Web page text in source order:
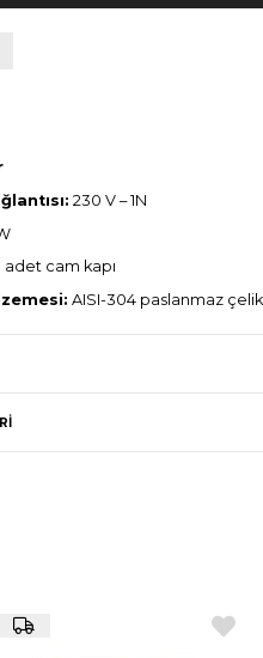
230 V – 1N
adet cam kapı
AISI-304 paslanmaz çelik
poliüretan enjeksiyon (40 kg/
D x Y):
paslanmaz çelik